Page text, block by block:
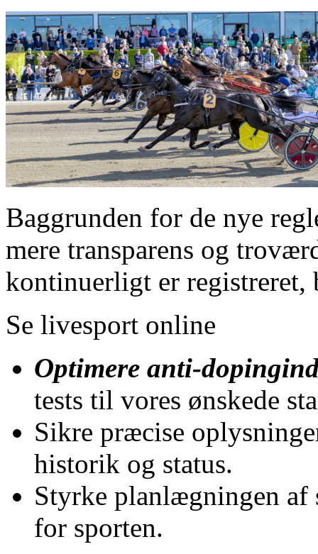
Baggrunden for de nye
mere transparens og
kontinuerligt er
Se livesport online
Optimere anti-
tests til vores ønskede
Sikre præcise
historik og status.
Styrke planlægningen af
for sporten.